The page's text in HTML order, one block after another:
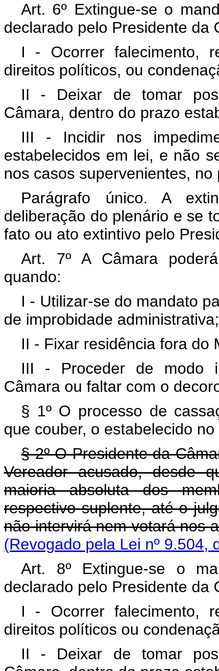
Art. 6º Extingue-se o
declarado pelo Presidente da
I - Ocorrer falecimento,
direitos políticos, ou
II - Deixar de tomar
Câmara, dentro do prazo
III - Incidir nos
estabelecidos em lei, e não
nos casos supervenientes,
Parágrafo único. A
deliberação do plenário e se
fato ou ato extintivo pelo
Art. 7º A Câmara
quando:
I - Utilizar-se do mandato
de improbidade administrativa;
II - Fixar residência fora do
III - Proceder de modo
Câmara ou faltar com o
§ 1º O processo de
que couber, o estabelecido
§ 2º O Presidente da
Vereador acusado, desde
maioria absoluta dos
respectivo suplente, até o
não intervirá nem votará nos
(Revogado pela Lei nº 9.504,
Art. 8º Extingue-se o
declarado pelo Presidente da
I - Ocorrer falecimento,
direitos políticos ou
II - Deixar de tomar